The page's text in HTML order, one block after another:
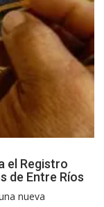
el Registro
de Entre Ríos
nueva